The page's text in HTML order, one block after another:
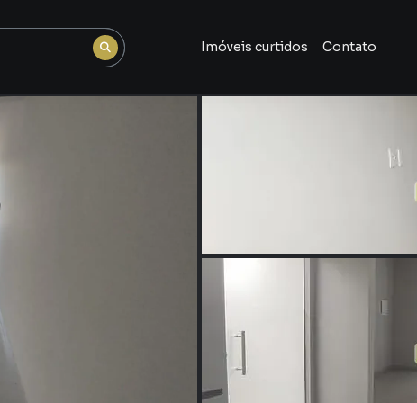
Imóveis curtidos Contato